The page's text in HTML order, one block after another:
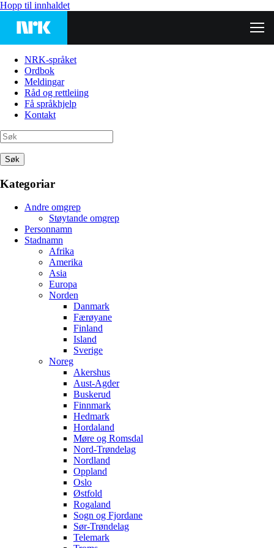
Hopp til innhaldet
NRK-språket
Ordbok
Meldingar
Råd og rettleiing
Få språkhjelp
Kontakt
Søk
Kategoriar
Andre omgrep
Støytande omgrep
Personnamn
Stadnamn
Afrika
Amerika
Asia
Europa
Norden
Danmark
Færøyane
Finland
Island
Sverige
Noreg
Akershus
Aust-Agder
Buskerud
Finnmark
Hedmark
Hordaland
Møre og Romsdal
Nord-Trøndelag
Nordland
Oppland
Oslo
Østfold
Rogaland
Sogn og Fjordane
Sør-Trøndelag
Telemark